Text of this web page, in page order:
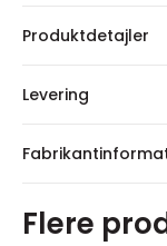
Produktdetajler
Levering
Flere